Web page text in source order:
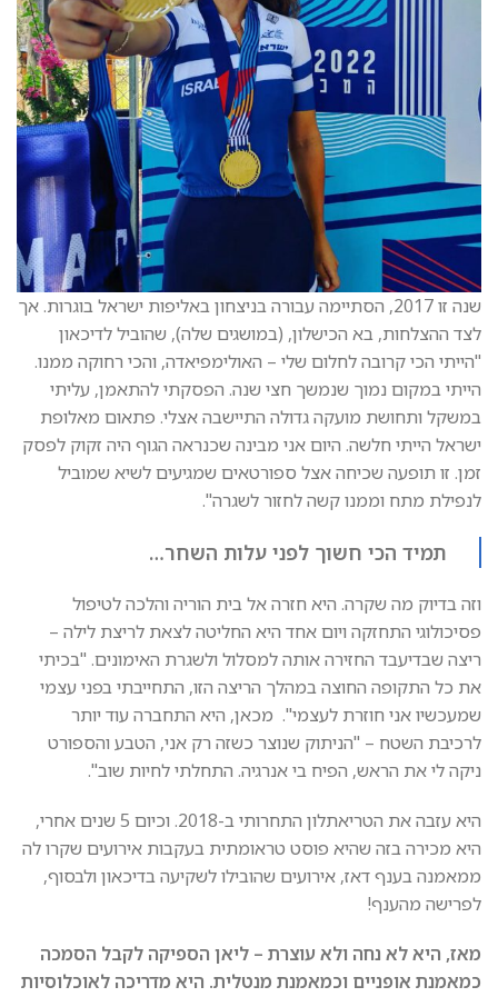
שנה זו 2017, הסתיימה עבורה בניצחון באליפות ישראל בוגרות. אך
לצד ההצלחות, בא הכישלון, (במושגים שלה), שהוביל לדיכאון
"הייתי הכי קרובה לחלום שלי – האולימפיאדה, והכי רחוקה ממנו.
הייתי במקום נמוך שנמשך חצי שנה. הפסקתי להתאמן, עליתי
במשקל ותחושת מועקה גדולה התיישבה אצלי. פתאום מאלופת
ישראל הייתי חלשה. היום אני מבינה שכנראה הגוף היה זקוק לפסק
זמן. זו תופעה שכיחה אצל ספורטאים שמגיעים לשיא שמוביל
לנפילת מתח וממנו קשה לחזור לשגרה".
תמיד הכי חשוך לפני עלות השחר…
וזה בדיוק מה שקרה. היא חזרה אל בית הוריה והלכה לטיפול
פסיכולוגי התחזקה ויום אחד היא החליטה לצאת לריצת לילה –
ריצה שבדיעבד החזירה אותה למסלול ולשגרת האימונים. "בכיתי
את כל התקופה החוצה במהלך הריצה הזו, התחייבתי בפני עצמי
שמעכשיו אני חוזרת לעצמי". מכאן, היא התחברה עוד יותר
לרכיבת השטח – "הניתוק שנוצר כשזה רק אני, הטבע והספורט
ניקה לי את הראש, הפיח בי אנרגיה. התחלתי לחיות שוב".
היא עזבה את הטריאתלון התחרותי ב-2018. וכיום 5 שנים אחרי,
היא מכירה בזה שהיא פוסט טראומתית בעקבות אירועים שקרו לה
ממאמנה בענף דאז, אירועים שהובילו לשקיעה בדיכאון ולבסוף,
לפרישה מהענף!
מאז, היא לא נחה ולא עוצרת – ליאן הספיקה לקבל הסמכה
כמאמנת אופניים וכמאמנת מנטלית. היא מדריכה לאוכלוסיות